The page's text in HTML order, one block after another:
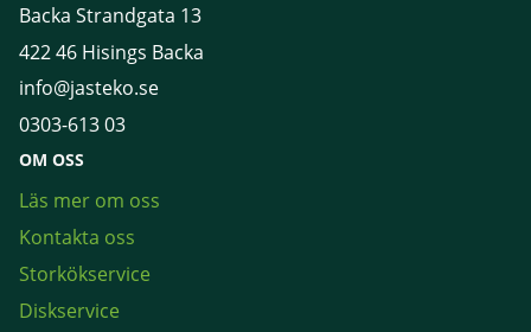
Backa Strandgata 13
422 46 Hisings Backa
info@jasteko.se
0303-613 03
OM OSS
Läs mer om oss
Kontakta oss
Storkökservice
Diskservice